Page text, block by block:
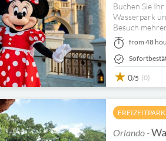
Buchen Sie
Wasserpark
Besuch
from 48
0/5 (0)
Orlando -